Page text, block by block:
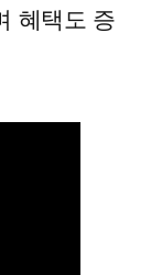
혜택도 증